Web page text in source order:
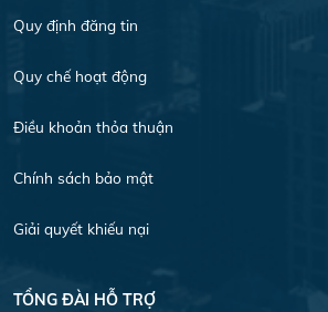
Quy định đăng tin
Quy chế hoạt động
Điều khoản thỏa thuận
Chính sách bảo mật
Giải quyết khiếu nại
TỔNG ĐÀI HỖ TRỢ